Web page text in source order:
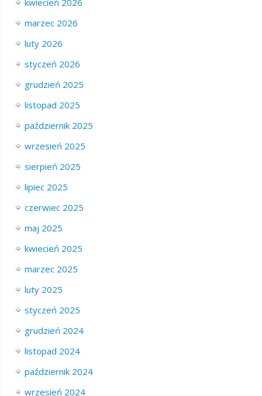
marzec 2026
luty 2026
styczeń 2026
grudzień 2025
listopad 2025
październik 2025
wrzesień 2025
sierpień 2025
lipiec 2025
czerwiec 2025
maj 2025
kwiecień 2025
marzec 2025
luty 2025
styczeń 2025
grudzień 2024
listopad 2024
październik 2024
wrzesień 2024